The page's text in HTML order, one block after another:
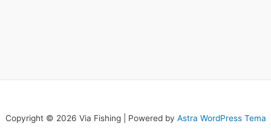
Copyright © 2026 Via Fishing | Powered by Astra WordPress Tema